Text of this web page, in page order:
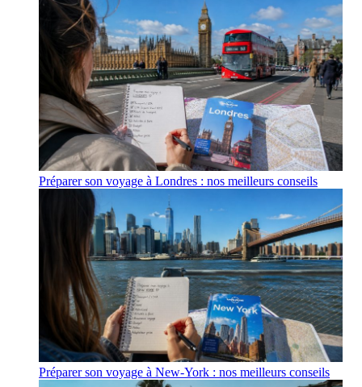
Préparer son voyage à Londres : nos meilleurs conseils
Préparer son voyage à New-York : nos meilleurs conseils